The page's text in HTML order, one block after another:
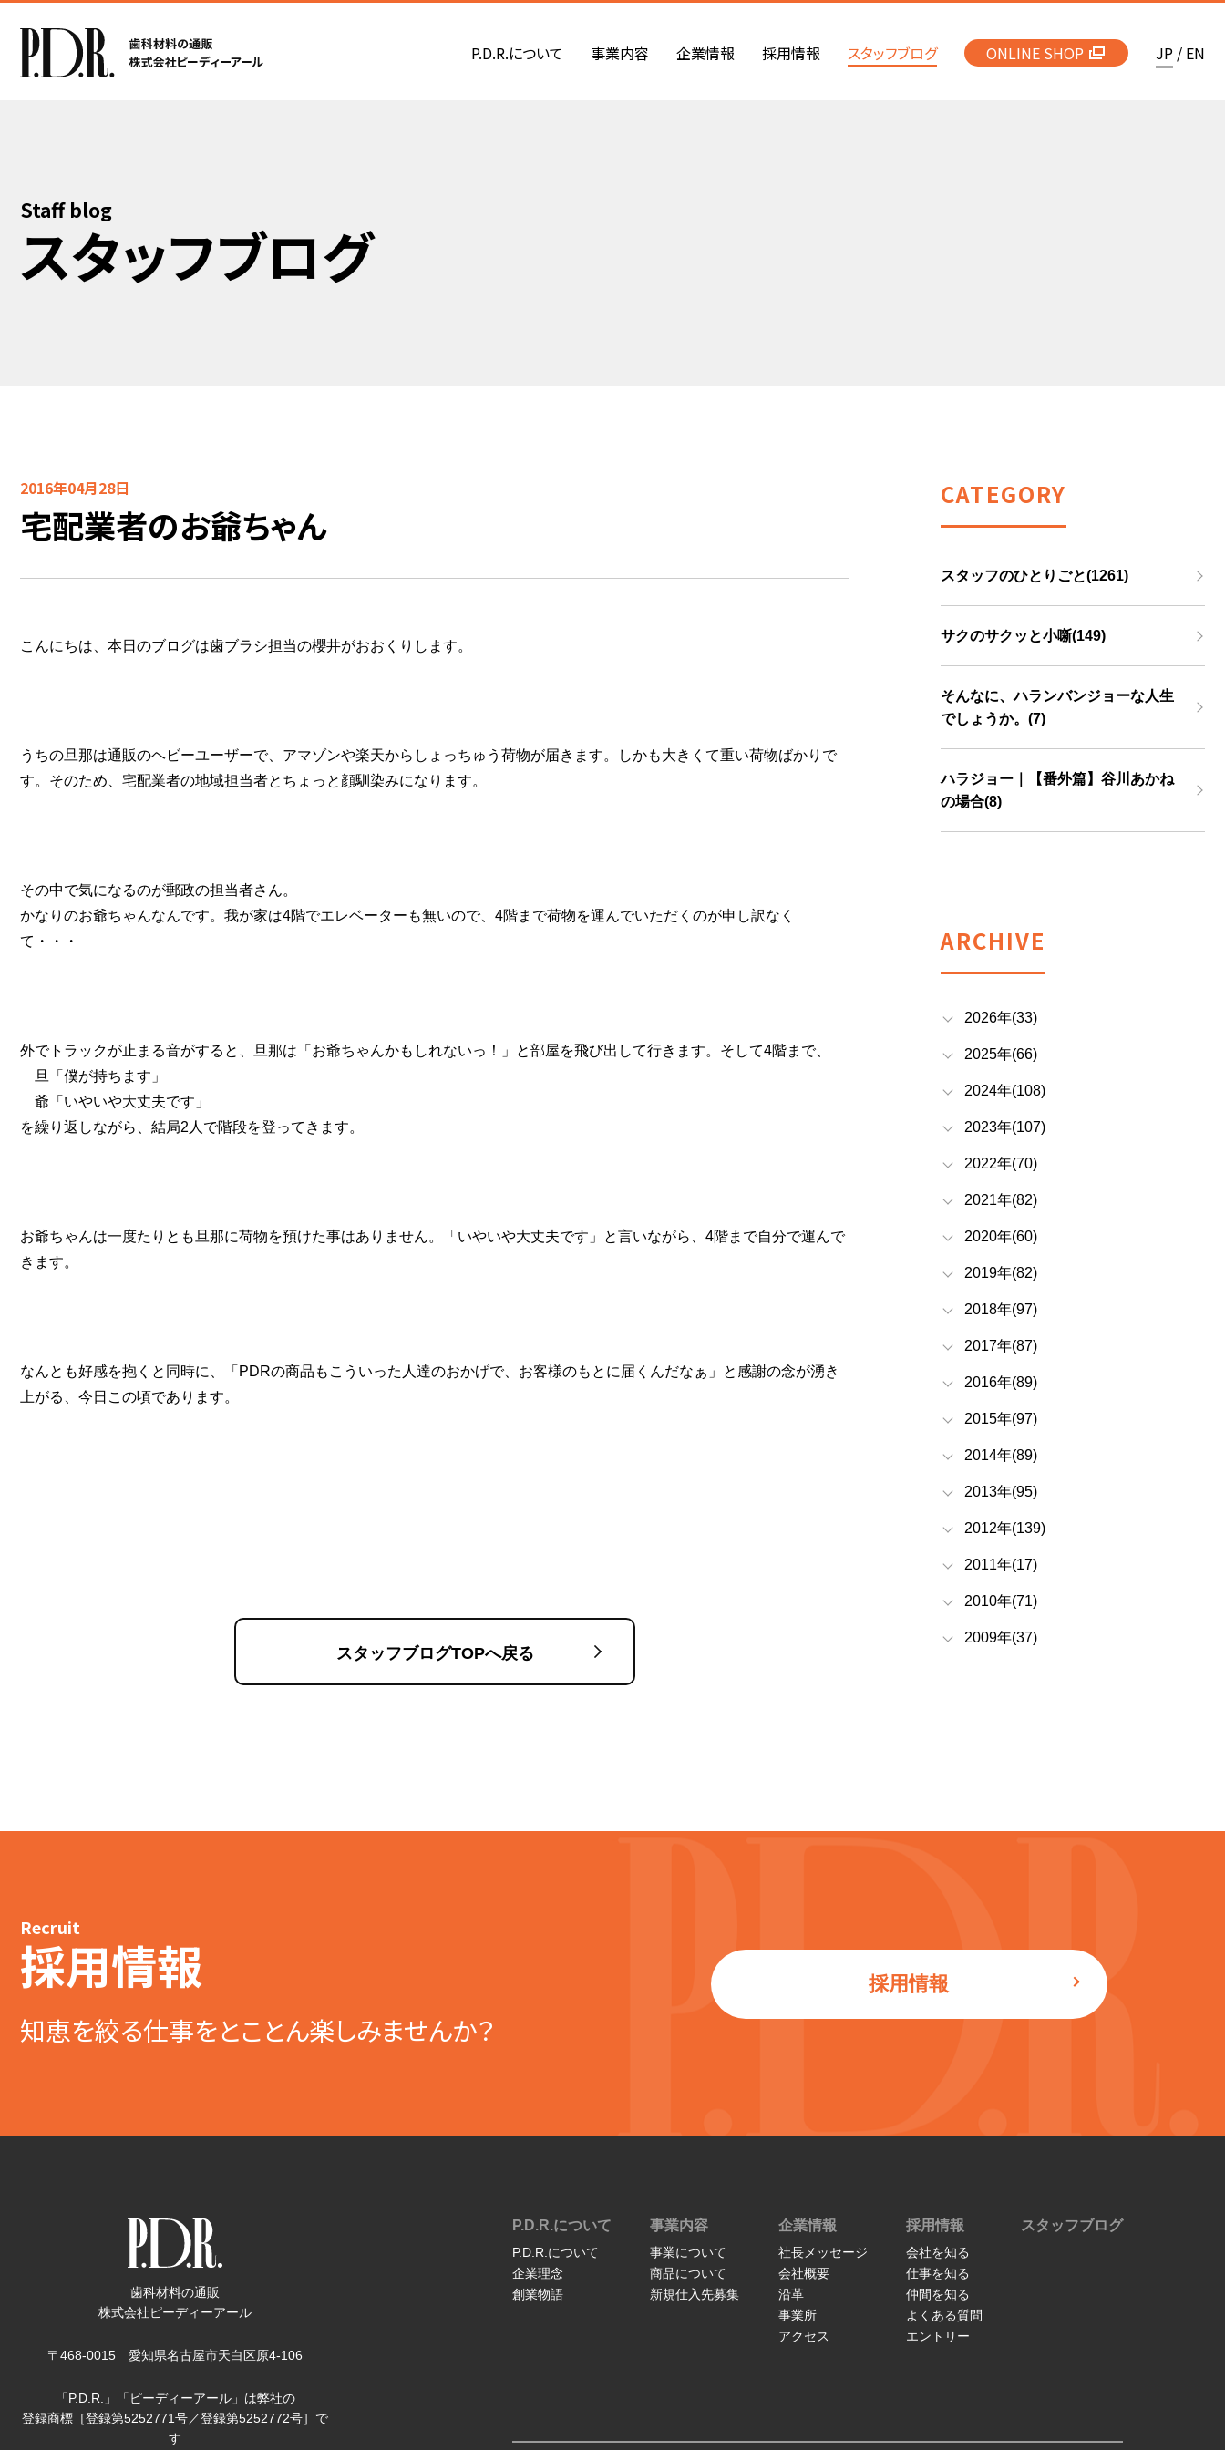
P.D.R.について 事業内容 企業情報 採用情報 スタッフブログ ONLINE SHOP JP / EN
Staff blog
スタッフブログ
2016年04月28日
宅配業者のお爺ちゃん
こんにちは、本日のブログは歯ブラシ担当の櫻井がおおくりします。
うちの旦那は通販のヘビーユーザーで、アマゾンや楽天からしょっちゅう荷物が届きます。しかも大きくて重い荷物ばかりで
す。そのため、宅配業者の地域担当者とちょっと顔馴染みになります。
その中で気になるのが郵政の担当者さん。
かなりのお爺ちゃんなんです。我が家は4階でエレベーターも無いので、4階まで荷物を運んでいただくのが申し訳なく
て・・・
外でトラックが止まる音がすると、旦那は「お爺ちゃんかもしれないっ！」と部屋を飛び出して行きます。そして4階まで、
旦「僕が持ちます」
爺「いやいや大丈夫です」
を繰り返しながら、結局2人で階段を登ってきます。
お爺ちゃんは一度たりとも旦那に荷物を預けた事はありません。「いやいや大丈夫です」と言いながら、4階まで自分で運んで
きます。
なんとも好感を抱くと同時に、「PDRの商品もこういった人達のおかげで、お客様のもとに届くんだなぁ」と感謝の念が湧き
上がる、今日この頃であります。
スタッフブログTOPへ戻る
CATEGORY
スタッフのひとりごと(1261)
サクのサクッと小噺(149)
そんなに、ハランバンジョーな人生
でしょうか。(7)
ハラジョー｜【番外篇】谷川あかね
の場合(8)
ARCHIVE
2026年(33)
2025年(66)
2024年(108)
2023年(107)
2022年(70)
2021年(82)
2020年(60)
2019年(82)
2018年(97)
2017年(87)
2016年(89)
2015年(97)
2014年(89)
2013年(95)
2012年(139)
2011年(17)
2010年(71)
2009年(37)
Recruit
採用情報
知恵を絞る仕事をとことん楽しみませんか？
採用情報
歯科材料の通販
株式会社ピーディーアール
〒468-0015 愛知県名古屋市天白区原4-106
「P.D.R.」「ピーディーアール」は弊社の
登録商標［登録第5252771号／登録第5252772号］で
す
P.D.R.について
P.D.R.について
企業理念
創業物語
事業内容
事業について
商品について
新規仕入先募集
企業情報
社長メッセージ
会社概要
沿革
事業所
アクセス
採用情報
会社を知る
仕事を知る
仲間を知る
よくある質問
エントリー
スタッフブログ